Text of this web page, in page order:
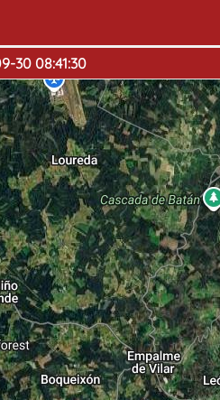
30 08:41:30